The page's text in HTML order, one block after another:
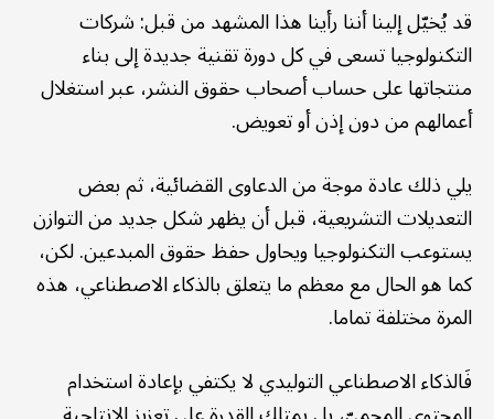
قد يُخيّل إلينا أننا رأينا هذا المشهد من قبل: شركات
التكنولوجيا تسعى في كل دورة تقنية جديدة إلى بناء
منتجاتها على حساب أصحاب حقوق النشر، عبر استغلال
أعمالهم من دون إذن أو تعويض.
يلي ذلك عادة موجة من الدعاوى القضائية، ثم بعض
التعديلات التشريعية، قبل أن يظهر شكل جديد من التوازن
يستوعب التكنولوجيا ويحاول حفظ حقوق المبدعين. لكن،
كما هو الحال مع معظم ما يتعلق بالذكاء الاصطناعي، هذه
المرة مختلفة تماما.
فَالذكاء الاصطناعي التوليدي لا يكتفي بإعادة استخدام